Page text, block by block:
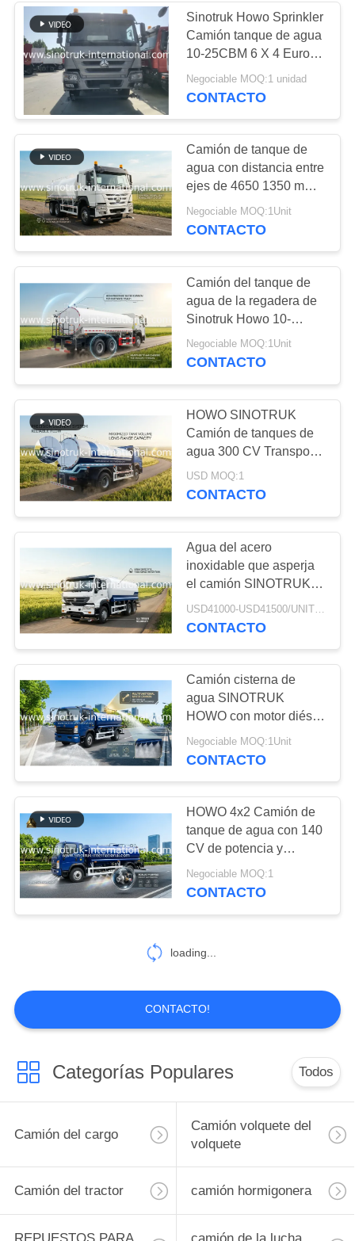
CON
NOSOTROS
SOLICITAR
UNA
CITA
MAPA
DEL
SITIO
POLÍTICA
DE
PRIVACIDAD
camión hormigonera
111
REPUESTOS PARA
CAMIONES
camión de la lucha
contra el fuego
17
Camión de la
recolección de
basura
34
Camión del tanque
de aceite
Cemento a granel
14
camión refrigerado
48
riego
Sinotruk Howo Sprinkler
Camión tanque de agua
10-25CBM 6 X 4 Euro 2
371 HP Blanco
Negociable MOQ:1 unidad
CONTACTO
Camión de tanque de
agua con distancia entre
ejes de 4650 1350 mm
con VGD95
Rendimiento y
Negociable MOQ:1Unit
CONTACTO
Camión del tanque de
agua de la regadera de
Sinotruk Howo 10-
25CBM 6 x 4 euro 2
Negociable MOQ:1Unit
CONTACTO
HOWO SINOTRUK
Camión de tanques de
agua 300 CV Transporte
de tanques
USD MOQ:1
CONTACTO
Agua del acero
inoxidable que asperja
el camión SINOTRUK
18CBM para la
rociadura del pesticida
CONTACTO
Camión cisterna de
agua SINOTRUK
HOWO con motor diésel
de 140 HP, 8000 KGS
de peso bruto y tipo de
municipal e industrial
Negociable MOQ:1Unit
CONTACTO
HOWO 4x2 Camión de
tanque de agua con 140
CV de potencia y
10CBM de capacidad
Agile & Eficiente
Negociable MOQ:1
CONTACTO
loading...
CONTACTO!
Categorías Populares Todos
Camión del cargo
Camión volquete del
volquete
Camión del tractor camión hormigonera